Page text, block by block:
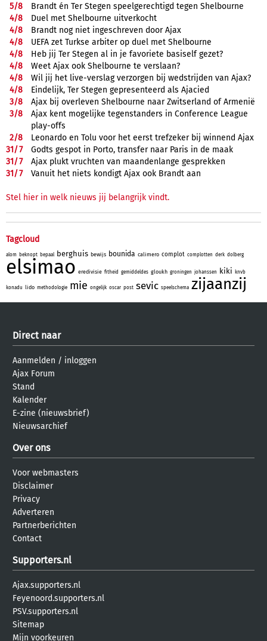
5/8
Brandt én Ter Stegen speelgerechtigd tegen Shelbourne
4/8
Duel met Shelbourne uitverkocht
4/8
Brandt nog niet ingeschreven door Ajax
4/8
UEFA zet Turkse arbiter op duel met Shelbourne
4/8
Heb jij Ter Stegen al in je favoriete basiself gezet?
4/8
Weet Ajax ook Shelbourne te verslaan?
4/8
Wil jij het live-verslag verzorgen bij wedstrijden van Ajax?
4/8
Eindelijk, Ter Stegen gepresenteerd als Ajacied
3/8
Ajax bij overleven Shelbourne naar Zwitserland of Armenië
3/8
Ajax kent mogelijke tegenstanders in Conference League
play-offs
2/8
Leonardo en Tolu voor het eerst trefzeker bij winnend Ajax
31/7
Godts gespot in Porto, transfer naar Paris in de maak
31/7
Ajax plukt vruchten van maandenlange gesprekken
31/7 Vanuit het niets kondigt Ajax ook Brandt aan
Stel hier in welk nieuws jij belangrijk vindt.
Tagcloud
alom beknopt bepaal berghuis bewijs bounida calimero complot complotten derk dolberg
elsimao eredivisie fitheid gemiddeldes gloukh groningen johanssen kiki knvb
konadu lido methodologie mie ongelijk oscar post sevic speelschema zijaanzij
Direct naar
Aanmelden / inloggen
Ajax Forum
Stand
Kalender
E-zine (nieuwsbrief)
Nieuwsarchief
Over ons
Voor webmasters
Disclaimer
Privacy
Adverteren
Partnerberichten
Contact
Supporters.nl
Ajax.supporters.nl
Feyenoord.supporters.nl
PSV.supporters.nl
Sitemap
Mijn voorkeuren